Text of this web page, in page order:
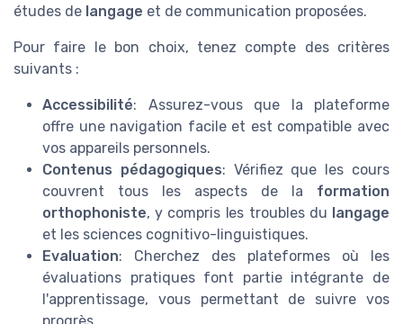
études de langage et de communication proposées.
Pour faire le bon choix, tenez compte des critères
suivants :
Accessibilité: Assurez-vous que la plateforme
offre une navigation facile et est compatible avec
vos appareils personnels.
Contenus pédagogiques: Vérifiez que les cours
couvrent tous les aspects de la formation
orthophoniste, y compris les troubles du langage
et les sciences cognitivo-linguistiques.
Evaluation: Cherchez des plateformes où les
évaluations pratiques font partie intégrante de
l'apprentissage, vous permettant de suivre vos